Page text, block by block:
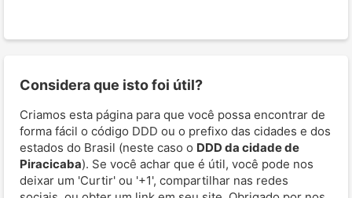
Considera que isto foi útil?
Criamos esta página para que você possa encontrar de
forma fácil o código DDD ou o prefixo das cidades e dos
estados do Brasil (neste caso o DDD da cidade de
Piracicaba). Se você achar que é útil, você pode nos
deixar um 'Curtir' ou '+1', compartilhar nas redes